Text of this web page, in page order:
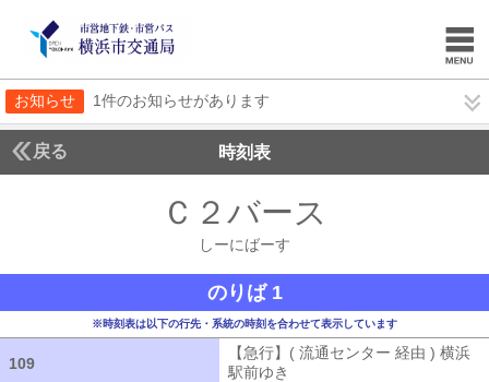
お知らせ 1件のお知らせがあります
戻る 時刻表
Ｃ２バース
しーにばーす
のりば 1
※時刻表は以下の行先・系統の時刻を合わせて表示しています
109
【急行】( 流通センター 経由 ) 横浜
駅前ゆき